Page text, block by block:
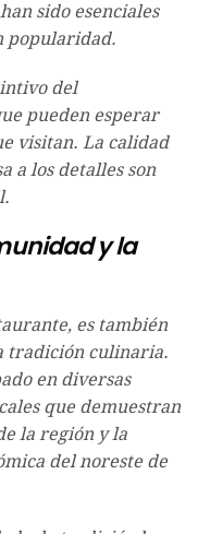
sido esenciales
popularidad.
del
pueden esperar
visitan. La calidad
a los detalles son
y la
es también
tradición culinaria.
en diversas
que demuestran
la región y la
del noreste de